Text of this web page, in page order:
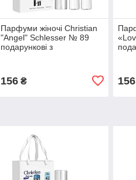
Парфуми жіночі Christian
"Angel" Schlesser № 89
подарункові з
156₴ 156